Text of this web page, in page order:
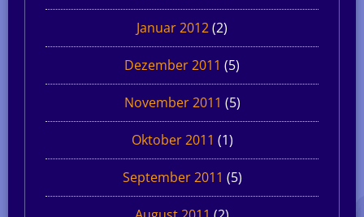
Januar 2012(2)
Dezember 2011 (5)
November 2011 (5)
Oktober 2011 (1)
September 2011 (5)